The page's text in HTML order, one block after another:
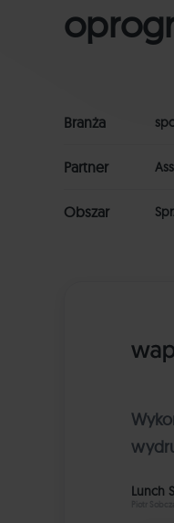
Branża
Partner
Obszar
Lunch